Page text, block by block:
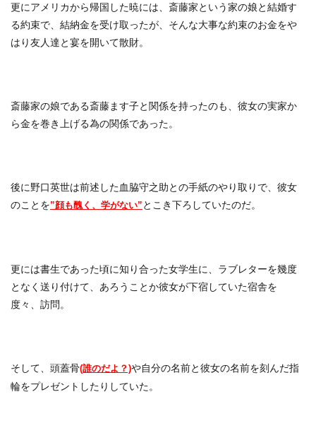
更にアメリカから帰国した暁には、斎藤家という家の娘と結婚す
る約束で、結納金を受け取ったが、そんな大事な約束のお金をや
はり友人達と宴を開いて散財。
斎藤家の娘である斎藤ます子と関係を持ったのも、彼女の実家か
ら金を巻き上げる為の関係であった。
後に野口英世は前述した血脇守之助との手紙のやり取りで、彼女
のことを”顔も醜く、学がない” とこき下ろしていたのだ。
更には書生であった頃に知り合った女学生に、ラブレターを幾度
となく送り付けて、あろうことか彼女が下宿していた宿舎を
度々、訪問。
そして、頭蓋骨(誰のだよ？)や自分の名前と彼女の名前を刻んだ指
輪をプレゼントしたりしていた。